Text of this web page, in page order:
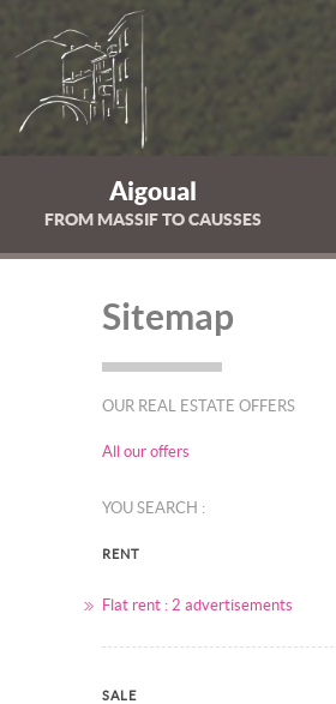
Aigoual
FROM MASSIF TO CAUSSES
Sitemap
OUR REAL ESTATE OFFERS
All our offers
YOU SEARCH :
RENT
Flat rent : 2 advertisements
SALE